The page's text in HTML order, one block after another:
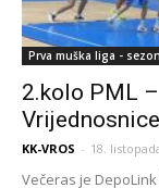
Prva muška liga -
2.kolo PML
KK-VROS - 18.
Večeras je